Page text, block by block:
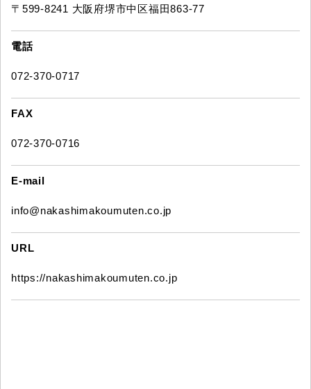
〒599-8241 大阪府堺市中区福田863-77
電話
072-370-0717
FAX
072-370-0716
E-mail
info@nakashimakoumuten.co.jp
URL
https://nakashimakoumuten.co.jp